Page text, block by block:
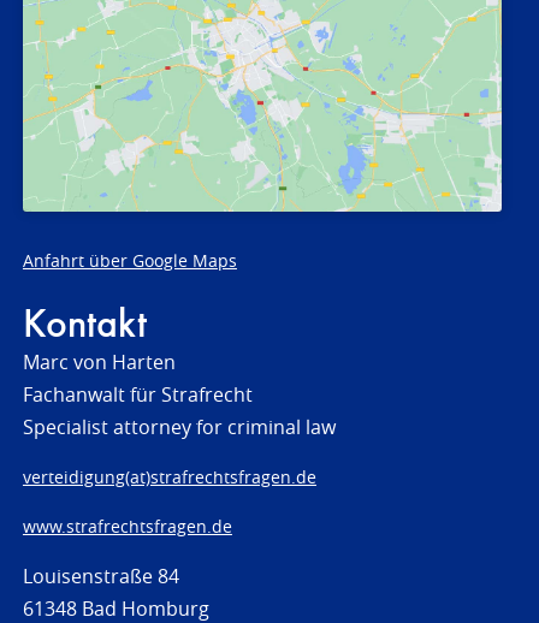
Anfahrt über Google Maps
Kontakt
Marc von Harten
Fachanwalt für Strafrecht
Specialist attorney for criminal law
verteidigung(at)strafrechtsfragen.de
www.strafrechtsfragen.de
Louisenstraße 84
61348 Bad Homburg